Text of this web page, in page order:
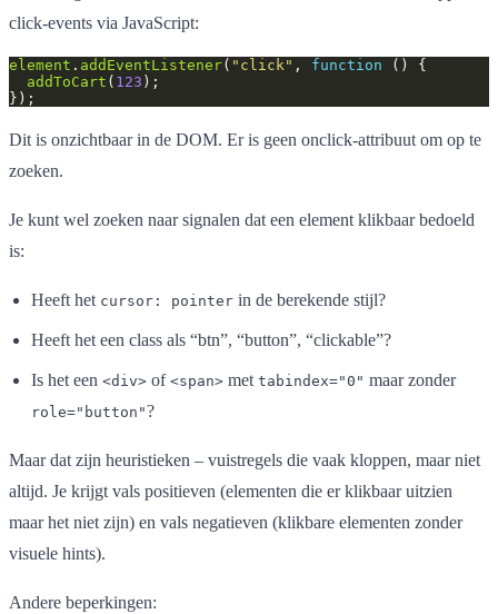
click-events via JavaScript:
element . addEventListener( "click" , function
addToCart ( 123
Dit is onzichtbaar in de DOM. Er is geen onclick-attribuut om op te
zoeken.
Je kunt wel zoeken naar signalen dat een element klikbaar bedoeld
is:
Heeft het cursor: pointer in de berekende stijl?
Heeft het een class als “btn”, “button”, “clickable”?
Is het een <div> of <span> met tabindex="0" maar zonder
role="button"?
Maar dat zijn heuristieken – vuistregels die vaak kloppen, maar niet
altijd. Je krijgt vals positieven (elementen die er klikbaar uitzien
maar het niet zijn) en vals negatieven (klikbare elementen zonder
visuele hints).
Andere beperkingen: